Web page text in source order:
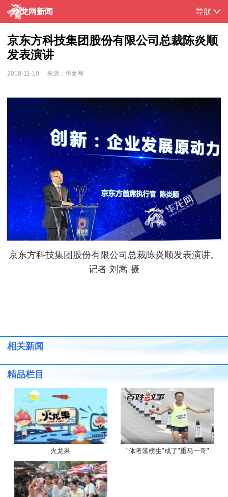
华龙网新闻 导航
京东方科技集团股份有限公司总裁陈炎顺
发表演讲
来源： 华龙网
2018-11-10
京东方科技集团股份有限公司总裁陈炎顺发表演讲。
记者 刘嵩 摄
相关新闻
精品栏目
火龙果 "体考落榜生"成了"重马一哥"